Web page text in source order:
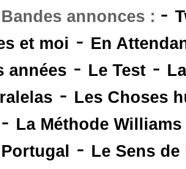
annonces : -
et moi - En
années - Le Test -
- Les Choses
- La Méthode Williams
- Le Sens